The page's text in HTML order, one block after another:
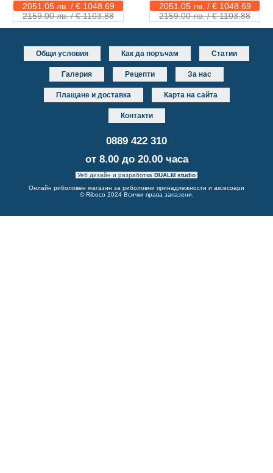
2051.05 лв. / € 1048.69
2159.00 лв. / € 1103.88
2051.05 лв. / € 1048.69
2159.00 лв. / € 1103.88
Общи условия Как да поръчам Статии
Галерия Рецепти За нас
Плащане и доставка Карта на сайта
Контакти
0889 422 310
от 8.00 до 20.00 часа
Уеб дизайн и разработка DUALM studio
Онлайн риболовен магазин за риболовни принадлежности и аксесоари
© Riboco 2024 Всички права запазени.